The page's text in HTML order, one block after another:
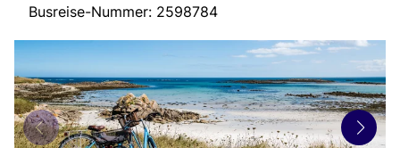
Busreisen
Kontakt
zurück zu HOFER REISEN
Busreise-Nummer: 2598784